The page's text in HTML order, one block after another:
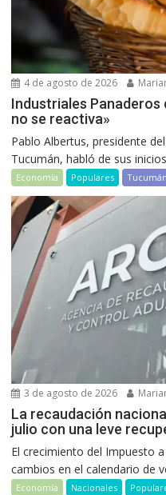
4 de agosto de 2026
Industriales Panaderos
no se reactiva»
Pablo Albertus, presidente
Tucumán, habló de sus
Economía Populares Tucumán
3 de agosto de 2026
La recaudación
julio con una leve
El crecimiento del Impuesto
cambios en el calendario de
Economía Nacionales